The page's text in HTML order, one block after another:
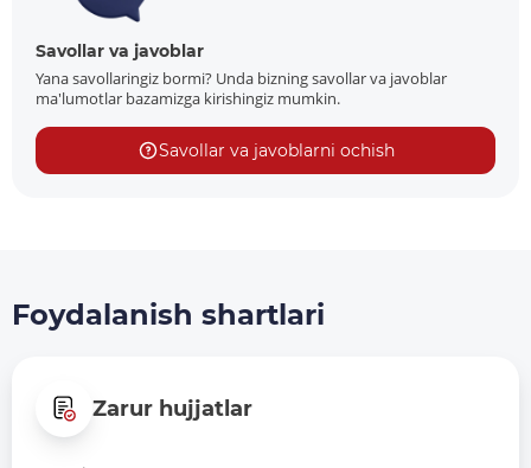
Savollar va javoblar
Yana savollaringiz bormi? Unda bizning savollar va javoblar
ma'lumotlar bazamizga kirishingiz mumkin.
Savollar va javoblarni ochish
Foydalanish shartlari
Zarur hujjatlar